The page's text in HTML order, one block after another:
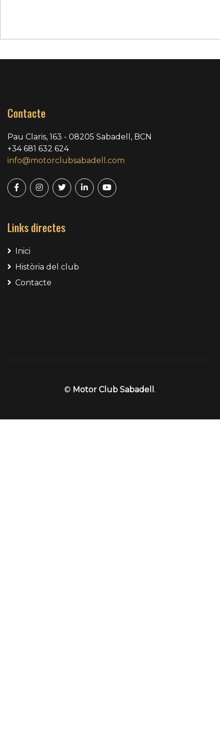
Contacte
Pau Claris, 163 - 08205 Sabadell, BCN
+34 681 632 624
info@motorclubsabadell.com
Links directes
Inici
Història del club
Contacte
© Motor Club Sabadell .